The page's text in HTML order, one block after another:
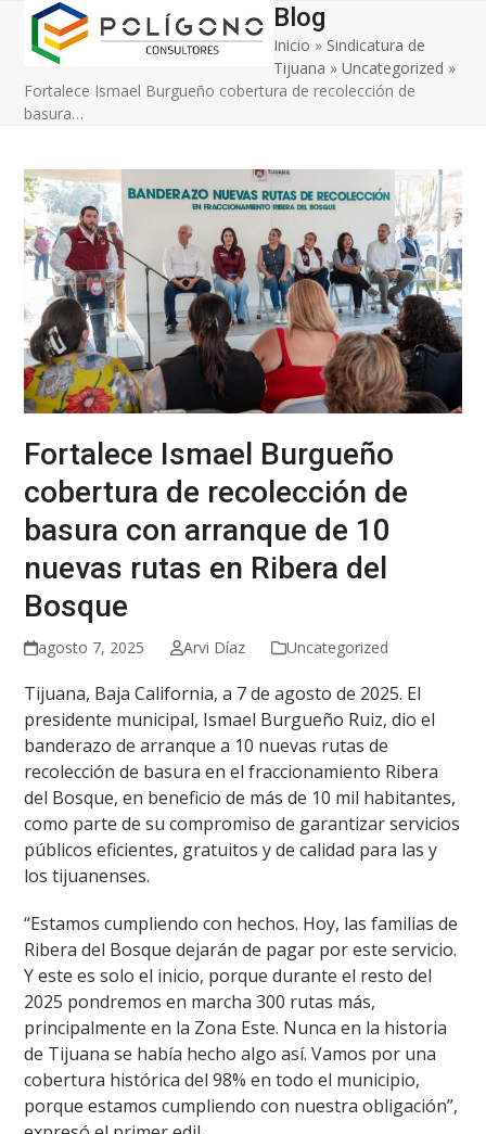
Skip
content
Open
mobile
menu
Close
mobile
menu
Blog
Inicio » Sindicatura de
Tijuana »Uncategorized »
Fortalece Ismael Burgueño cobertura de recolección de
basura…
Fortalece Ismael Burgueño
cobertura de recolección de
basura con arranque de 10
nuevas rutas en Ribera del
Bosque
agosto 7, 2025 Arvi Díaz Uncategorized
Tijuana, Baja California, a 7 de agosto de 2025. El
presidente municipal, Ismael Burgueño Ruiz, dio el
banderazo de arranque a 10 nuevas rutas de
recolección de basura en el fraccionamiento Ribera
del Bosque, en beneficio de más de 10 mil habitantes,
como parte de su compromiso de garantizar servicios
públicos eficientes, gratuitos y de calidad para las y
los tijuanenses.
“Estamos cumpliendo con hechos. Hoy, las familias de
Ribera del Bosque dejarán de pagar por este servicio.
Y este es solo el inicio, porque durante el resto del
2025 pondremos en marcha 300 rutas más,
principalmente en la Zona Este. Nunca en la historia
de Tijuana se había hecho algo así. Vamos por una
cobertura histórica del 98% en todo el municipio,
porque estamos cumpliendo con nuestra obligación”,